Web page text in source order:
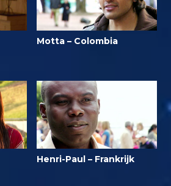
Motta – Colombia
Henri-Paul – Frankrijk